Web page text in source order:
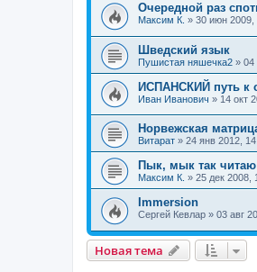
Очередной раз
Maксим К. » 30 июн 2009,
Шведский язык
Пушистая няшечка2 » 04
ИСПАНСКИЙ путь к
Иван Иванович » 14 окт
Норвежская
Витарат » 24 янв 2012,
Пык, мык так
Maксим К. » 25 дек 2008,
Immersion
Сергей Кевлар » 03 авг
Новая тема